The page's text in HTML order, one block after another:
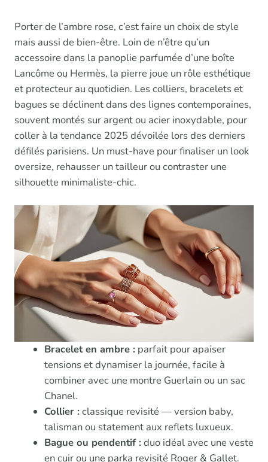
Porter de l’ambre rose, c’est faire un choix de style
mais aussi de bien-être. Loin de n’être qu’un
accessoire dans la panoplie parfumée d’une boîte
Lancôme ou Hermès, la pierre joue un rôle esthétique
et protecteur au quotidien. Les colliers, bracelets et
bagues se déclinent dans des lignes contemporaines,
souvent montés sur argent ou acier inoxydable, pour
coller à la tendance 2025 dévoilée lors des derniers
défilés parisiens. Un must-have pour finaliser un look
oversize, rehausser un tailleur ou contraster une
silhouette minimaliste-chic.
Bracelet en ambre :parfait pour apaiser
tensions et dynamiser la journée, facile à
combiner avec une montre Guerlain ou un sac
Chanel.
Collier :classique revisité — version baby,
talisman ou statement aux reflets luxueux.
Bague ou pendentif :duo idéal avec une veste
en cuir ou une parka revisité Roger & Gallet.